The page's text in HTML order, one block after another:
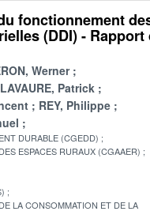
fonctionnement
(DDI) - Rapport
Werner
LAVAURE, Patrick
REY, Philippe
DURABLE (CGEDD)
ESPACES RURAUX (CGAAER)
LA CONSOMMATION ET DE LA